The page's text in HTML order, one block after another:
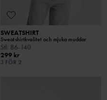
SWEATSHIRT
Sweatshirtkvalitet och mjuka muddar
Stl: 86-140
299 kr
3 FÖR 2